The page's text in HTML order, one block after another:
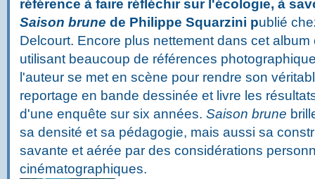
référence à faire réfléchir sur l'écologie, à
Saison brune de Philippe Squarzini publié
Delcourt. Encore plus nettement dans cet album
utilisant beaucoup de références
l'auteur se met en scène pour rendre son
reportage en bande dessinée et livre les
d'une enquête sur six années. Saison brune
sa densité et sa pédagogie, mais aussi sa
savante et aérée par des considérations
cinématographiques.